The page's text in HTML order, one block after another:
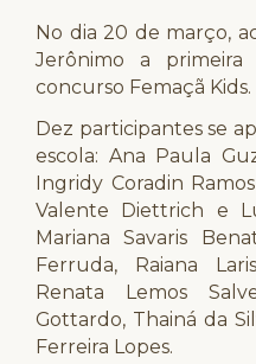
No dia 20 de março,
Jerônimo a
concurso Femaçã Kids.
Dez participantes se
escola: Ana Paula
Ingridy Coradin
Valente Diettrich e
Mariana Savaris
Ferruda, Raiana
Renata Lemos
Gottardo, Thainá da
Ferreira Lopes.